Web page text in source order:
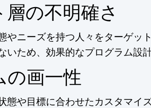
の不明確さ
やニーズを持つ人々をターゲッ
いため、効果的なプログラム設計
の画一性
態や目標に合わせたカスタマイ